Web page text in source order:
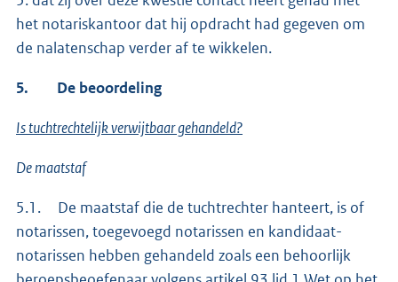
het notariskantoor dat hij opdracht had gegeven om
de nalatenschap verder af te wikkelen.
5. De beoordeling
Is tuchtrechtelijk verwijtbaar gehandeld?
De maatstaf
5.1. De maatstaf die de tuchtrechter hanteert, is of
notarissen, toegevoegd notarissen en kandidaat-
notarissen hebben gehandeld zoals een behoorlijk